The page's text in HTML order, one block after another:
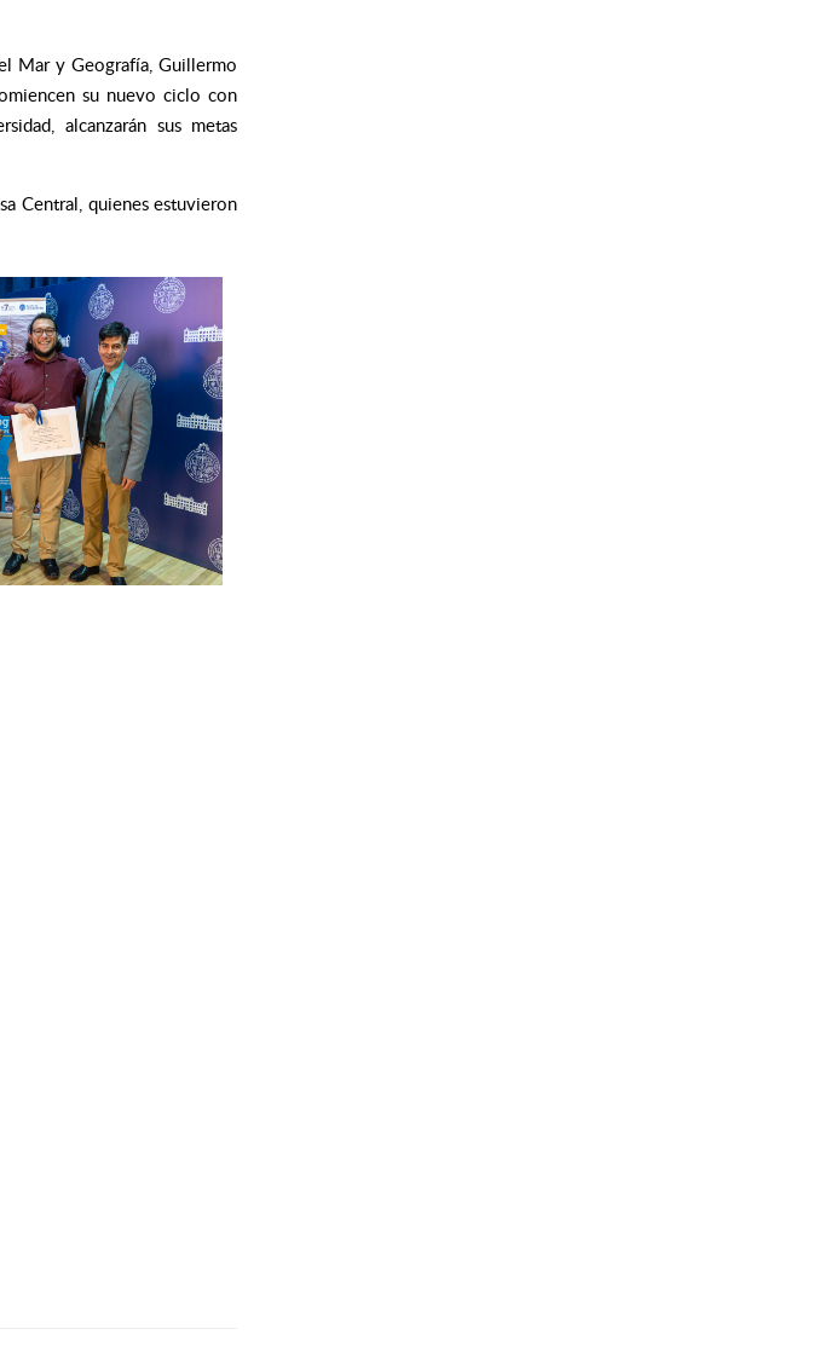
Mar y Geografía, Guillermo
su nuevo ciclo con
alcanzarán sus metas
Central, quienes estuvieron